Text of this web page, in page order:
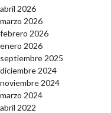
abril 2026
marzo 2026
febrero 2026
enero 2026
septiembre 2025
diciembre 2024
noviembre 2024
marzo 2024
abril 2022